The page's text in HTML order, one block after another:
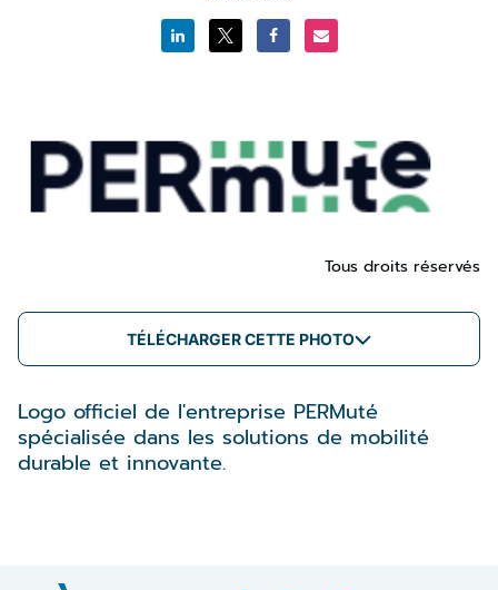
Tous droits réservés
TÉLÉCHARGER CETTE PHOTO
Logo officiel de l'entreprise PERMuté
spécialisée dans les solutions de mobilité
durable et innovante.